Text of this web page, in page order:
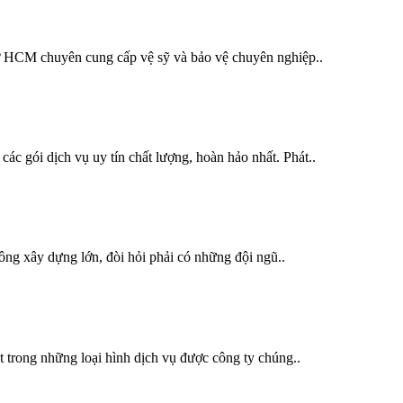
chuyên cung cấp vệ sỹ và bảo vệ chuyên nghiệp..
gói dịch vụ uy tín chất lượng, hoàn hảo nhất. Phát..
xây dựng lớn, đòi hỏi phải có những đội ngũ..
những loại hình dịch vụ được công ty chúng..